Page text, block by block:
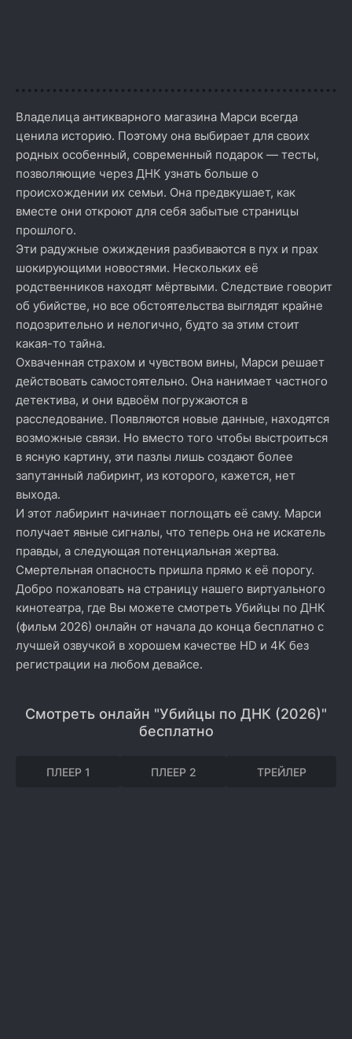
Владелица антикварного магазина Марси всегда
ценила историю. Поэтому она выбирает для своих
родных особенный, современный подарок — тесты,
позволяющие через ДНК узнать больше о
происхождении их семьи. Она предвкушает, как
вместе они откроют для себя забытые страницы
прошлого.
Эти радужные ожиждения разбиваются в пух и прах
шокирующими новостями. Нескольких её
родственников находят мёртвыми. Следствие говорит
об убийстве, но все обстоятельства выглядят крайне
подозрительно и нелогично, будто за этим стоит
какая-то тайна.
Охваченная страхом и чувством вины, Марси решает
действовать самостоятельно. Она нанимает частного
детектива, и они вдвоём погружаются в
расследование. Появляются новые данные, находятся
возможные связи. Но вместо того чтобы выстроиться
в ясную картину, эти пазлы лишь создают более
запутанный лабиринт, из которого, кажется, нет
выхода.
И этот лабиринт начинает поглощать её саму. Марси
получает явные сигналы, что теперь она не искатель
правды, а следующая потенциальная жертва.
Смертельная опасность пришла прямо к её порогу.
Добро пожаловать на страницу нашего виртуального
кинотеатра, где Вы можете смотреть Убийцы по ДНК
(фильм 2026) онлайн от начала до конца бесплатно с
лучшей озвучкой в хорошем качестве HD и 4K без
регистрации на любом девайсе.
Смотреть онлайн "Убийцы по ДНК (2026)"
бесплатно
ПЛЕЕР 1 ПЛЕЕР 2 ТРЕЙЛЕР